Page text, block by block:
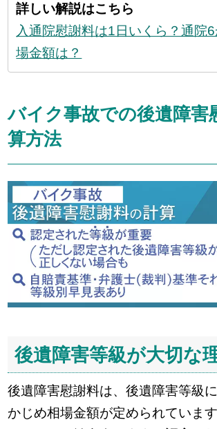
詳しい解説はこちら
入通院慰謝料は1日いくら？通院
場金額は？
バイク事故での後遺障害
算方法
後遺障害等級が大切な
後遺障害慰謝料は、後遺障害等級
かじめ相場金額が定められています